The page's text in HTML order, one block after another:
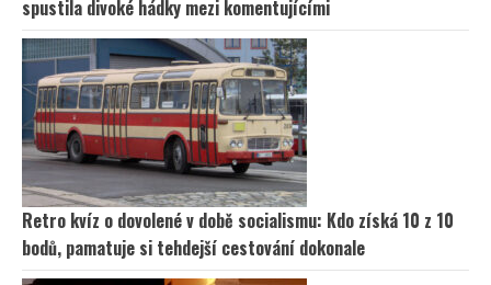
spustila divoké hádky mezi komentujícími
Retro kvíz o dovolené v době socialismu: Kdo získá 10 z 10
bodů, pamatuje si tehdejší cestování dokonale